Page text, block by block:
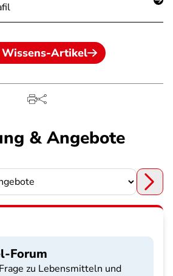
Artikel
& Angebote
Forum
zu Lebensmitteln und